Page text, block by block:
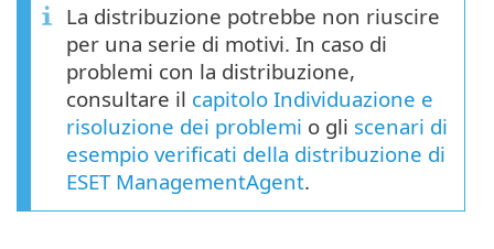
La distribuzione potrebbe non riuscire
per una serie di motivi. In caso di
problemi con la distribuzione,
consultare il capitolo Individuazione e
risoluzione dei problemi o gli scenari di
esempio verificati della distribuzione di
ESET ManagementAgent.